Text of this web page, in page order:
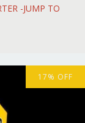
-JUMP TO
17% OFF